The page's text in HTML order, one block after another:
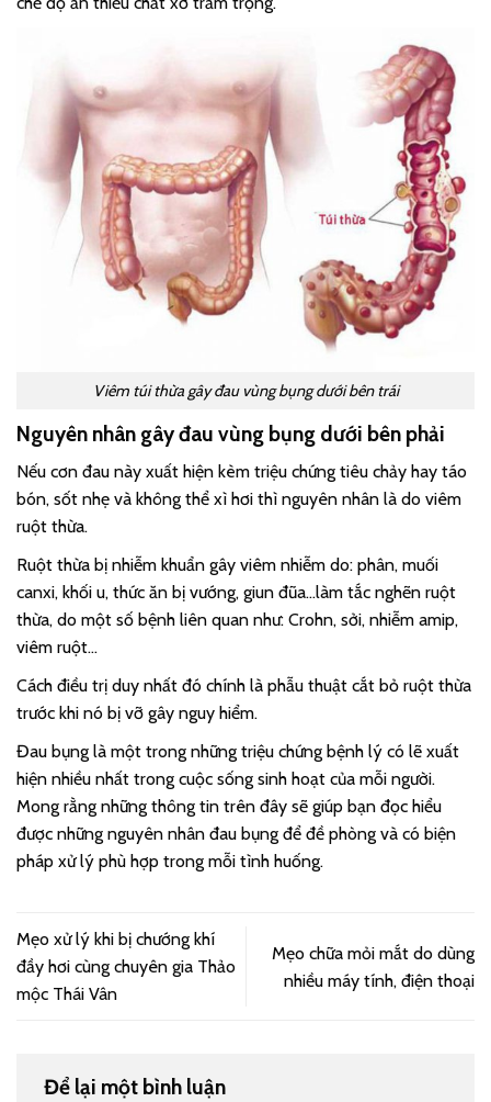
Viêm túi thừa gây đau vùng bụng dưới bên trái
Nguyên nhân gây đau vùng bụng dưới bên phải
Nếu cơn đau này xuất hiện kèm triệu chứng tiêu chảy hay táo
bón, sốt nhẹ và không thể xì hơi thì nguyên nhân là do viêm
ruột thừa.
Ruột thừa bị nhiễm khuẩn gây viêm nhiễm do: phân, muối
canxi, khối u, thức ăn bị vướng, giun đũa…làm tắc nghẽn ruột
thừa, do một số bệnh liên quan như: Crohn, sởi, nhiễm amip,
viêm ruột…
Cách điều trị duy nhất đó chính là phẫu thuật cắt bỏ ruột thừa
trước khi nó bị vỡ gây nguy hiểm.
Đau bụng là một trong những triệu chứng bệnh lý có lẽ xuất
hiện nhiều nhất trong cuộc sống sinh hoạt của mỗi người.
Mong rằng những thông tin trên đây sẽ giúp bạn đọc hiểu
được những nguyên nhân đau bụng để đề phòng và có biện
pháp xử lý phù hợp trong mỗi tình huống.
Mẹo xử lý khi bị chướng khí
đầy hơi cùng chuyên gia Thảo
mộc Thái Vân
Mẹo chữa mỏi mắt do dùng
nhiều máy tính, điện thoại
Để lại một bình luận